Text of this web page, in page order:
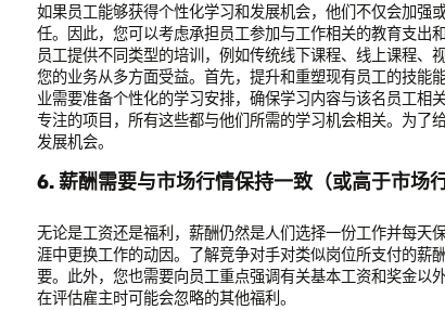
如果员工能够获得个性化学习和发展机会，他们不仅会加
任。因此，您可以考虑承担员工参加与工作相关的教育支出
员工提供不同类型的培训，例如传统线下课程、线上课程
您的业务从多方面受益。首先，提升和重塑现有员工的技
业需要准备个性化的学习安排，确保学习内容与该名员工相
专注的项目，所有这些都与他们所需的学习机会相关。为
发展机会。
6. 薪酬需要与市场行情保持一致（或高于市场行
无论是工资还是福利，薪酬仍然是人们选择一份工作并每天
涯中更换工作的动因。了解竞争对手对类似岗位所支付的
要。此外，您也需要向员工重点强调有关基本工资和奖金以
在评估雇主时可能会忽略的其他福利。